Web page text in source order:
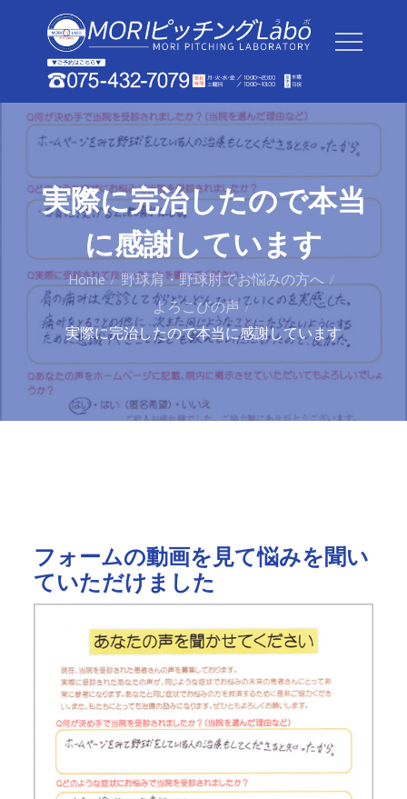
content
実際に完治したので本当
に感謝しています
Home
野球肩・野球肘でお悩みの方へ
よろこびの声
実際に完治したので本当に感謝しています
フォームの動画を見て悩みを聞い
ていただけました